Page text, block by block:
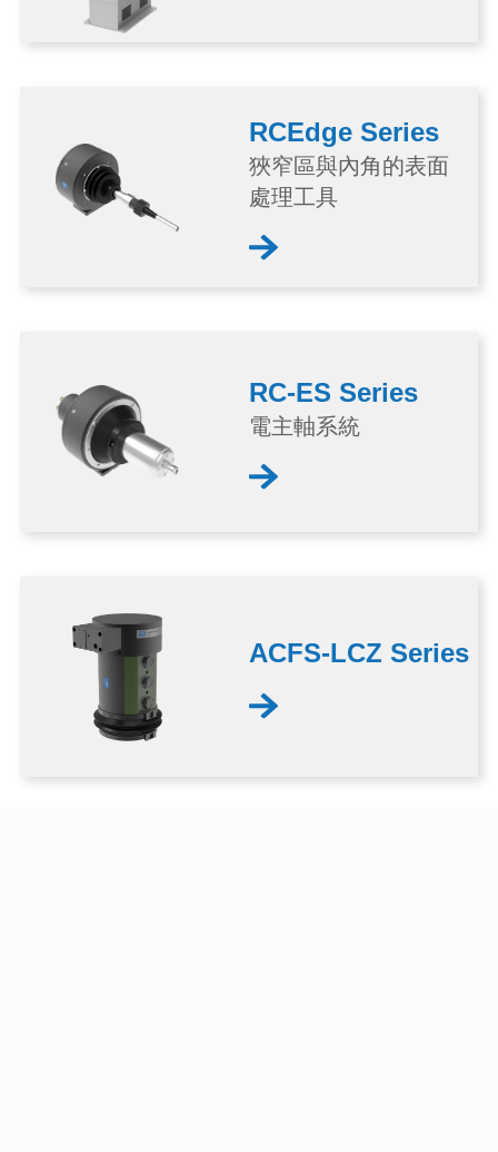
RCEdge Series
狹窄區與內角的表面
處理工具
RC-ES Series
電主軸系統
ACFS-LCZ Series